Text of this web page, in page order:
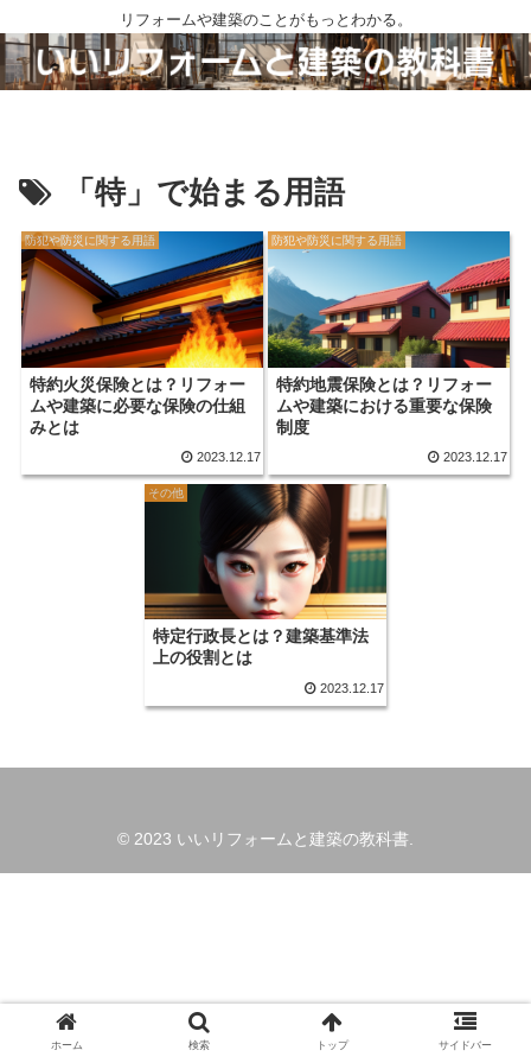
リフォームや建築のことがもっとわかる。
「特」で始まる用語
防犯や防災に関する用語
特約火災保険とは？リフォー
ムや建築に必要な保険の仕組
みとは
2023.12.17
防犯や防災に関する用語
特約地震保険とは？リフォー
ムや建築における重要な保険
制度
2023.12.17
その他
特定行政長とは？建築基準法
上の役割とは
2023.12.17
© 2023 いいリフォームと建築の教科書.
ホーム 検索 トップ サイドバー